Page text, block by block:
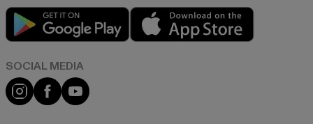
Play market
Instagram
FacebookYouTube